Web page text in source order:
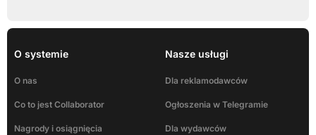
O systemie
O nas
Co to jest Collaborator
Nagrody i osiągnięcia
Nasze usługi
Dla reklamodawców
Ogłoszenia w Telegramie
Dla wydawców